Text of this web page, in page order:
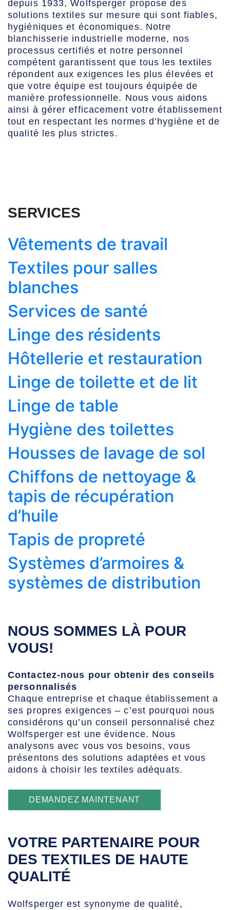
depuis 1933, Wolfsperger propose des
solutions textiles sur mesure qui sont fiables,
hygiéniques et économiques. Notre
blanchisserie industrielle moderne, nos
processus certifiés et notre personnel
compétent garantissent que tous les textiles
répondent aux exigences les plus élevées et
que votre équipe est toujours équipée de
manière professionnelle. Nous vous aidons
ainsi à gérer efficacement votre établissement
tout en respectant les normes d’hygiène et de
qualité les plus strictes.
SERVICES
Vêtements de travail
Textiles pour salles
blanches
Services de santé
Linge des résidents
Hôtellerie et restauration
Linge de toilette et de lit
Linge de table
Hygiène des toilettes
Housses de lavage de sol
Chiffons de nettoyage &
tapis de récupération
d’huile
Tapis de propreté
Systèmes d’armoires &
systèmes de distribution
NOUS SOMMES LÀ POUR
VOUS!
Contactez-nous pour obtenir des conseils
personnalisés
Chaque entreprise et chaque établissement a
ses propres exigences – c’est pourquoi nous
considérons qu’un conseil personnalisé chez
Wolfsperger est une évidence. Nous
analysons avec vous vos besoins, vous
présentons des solutions adaptées et vous
aidons à choisir les textiles adéquats.
DEMANDEZ MAINTENANT
VOTRE PARTENAIRE POUR
DES TEXTILES DE HAUTE
QUALITÉ
Wolfsperger est synonyme de qualité,